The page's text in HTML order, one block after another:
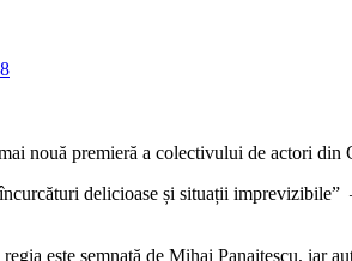
nouă premieră a colectivului de actori
delicioase și situații
regia este semnată de Mihai Panaitescu, iar